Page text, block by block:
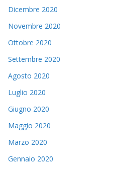
Dicembre 2020
Novembre 2020
Ottobre 2020
Settembre 2020
Agosto 2020
Luglio 2020
Giugno 2020
Maggio 2020
Marzo 2020
Gennaio 2020